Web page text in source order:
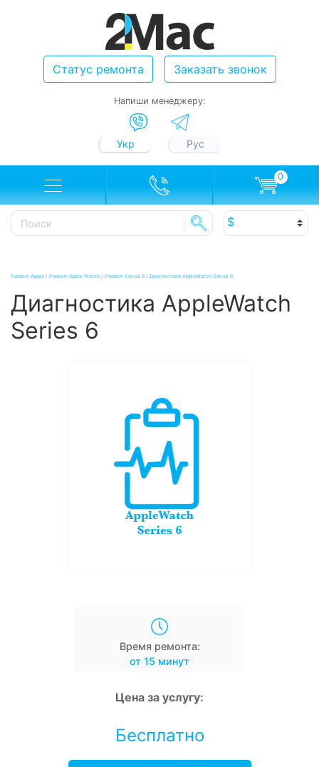
Статус ремонта Заказать звонок
Напиши менеджеру:
Укр Рус
0
Ремонт Apple / Ремонт Apple Watch / Ремонт Series 6 / Диагностика AppleWatch Series 6
Диагностика AppleWatch
Series 6
Время ремонта:
от 15 минут
Цена за услугу:
Бесплатно